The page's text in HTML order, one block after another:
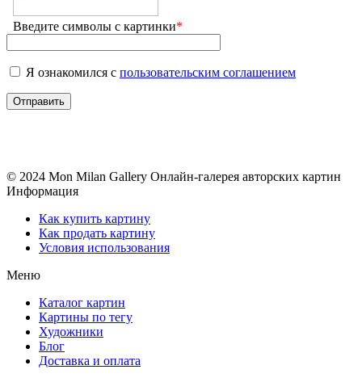
Введите символы с картинки*
Я ознакомился с пользовательским соглашением
© 2024 Mon Milan Gallery Онлайн-галерея авторских картин
Информация
Как купить картину
Как продать картину
Условия использования
Меню
Каталог картин
Картины по тегу
Художники
Блог
Доставка и оплата